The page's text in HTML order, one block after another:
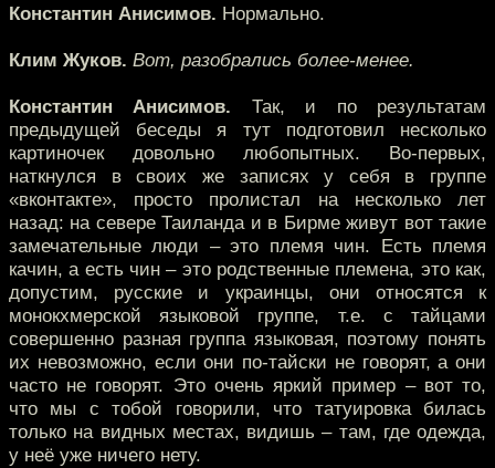
Константин Анисимов. Нормально.
Клим Жуков. Вот, разобрались более-менее.
Константин Анисимов. Так, и по результатам
предыдущей беседы я тут подготовил несколько
картиночек довольно любопытных. Во-первых,
наткнулся в своих же записях у себя в группе
«вконтакте», просто пролистал на несколько лет
назад: на севере Таиланда и в Бирме живут вот такие
замечательные люди – это племя чин. Есть племя
качин, а есть чин – это родственные племена, это как,
допустим, русские и украинцы, они относятся к
монокхмерской языковой группе, т.е. с тайцами
совершенно разная группа языковая, поэтому понять
их невозможно, если они по-тайски не говорят, а они
часто не говорят. Это очень яркий пример – вот то,
что мы с тобой говорили, что татуировка билась
только на видных местах, видишь – там, где одежда,
у неё уже ничего нету.